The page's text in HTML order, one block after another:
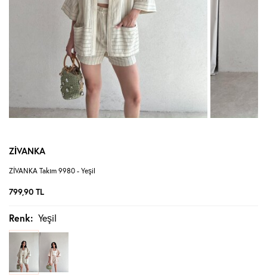
ZİVANKA
ZİVANKA Takım 9980 - Yeşil
799,90 TL
Renk: Yeşil